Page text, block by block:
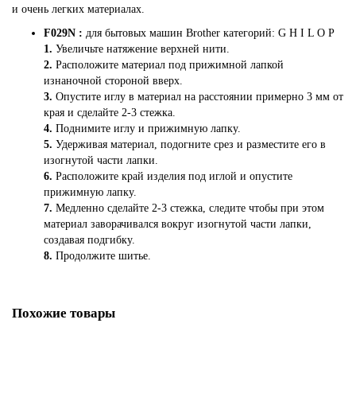
и очень легких материалах.
F029N : для бытовых машин Brother категорий: G H I L O P
1. Увеличьте натяжение верхней нити.
2. Расположите материал под прижимной лапкой
изнаночной стороной вверх.
3. Опустите иглу в материал на расстоянии примерно 3 мм от
края и сделайте 2-3 стежка.
4. Поднимите иглу и прижимную лапку.
5. Удерживая материал, подогните срез и разместите его в
изогнутой части лапки.
6. Расположите край изделия под иглой и опустите
прижимную лапку.
7. Медленно сделайте 2-3 стежка, следите чтобы при этом
материал заворачивался вокруг изогнутой части лапки,
создавая подгибку.
8. Продолжите шитье.
Похожие товары